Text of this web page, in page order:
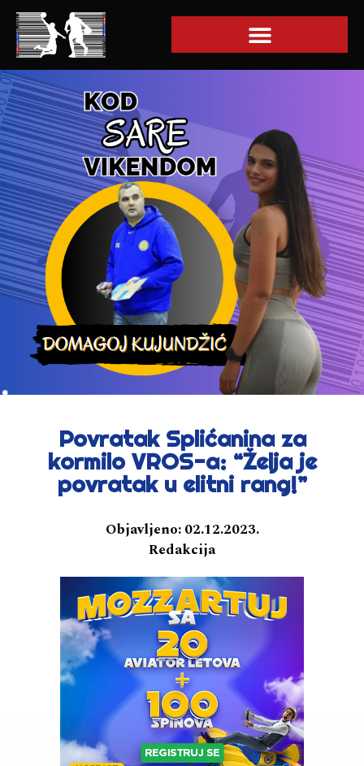
Povratak Splićanina za
kormilo VROS-a: “Želja je
povratak u elitni rang!”
Objavljeno: 02.12.2023.
Redakcija